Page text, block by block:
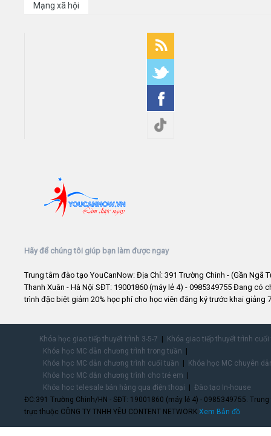
Mạng xã hội
Hãy để chúng tôi giúp bạn làm được ngay
Trung tâm đào tạo YouCanNow: Địa Chỉ: 391 Trường Chinh - (Gần Ngã
Thanh Xuân - Hà Nội SĐT: 19001860 (máy lẻ 4) - 0985349755 Đang có
trình đặc biệt giảm 20% học phí cho học viên đăng ký trước khai giảng
Khóa học giao tiếp thuyết trình 3-5-7
Khóa giao tiếp thuyết trình
Khóa học MC dẫn chương trình trong tuần
Khóa học MC dẫn chương trình cuối tuần
Khóa học MC chuyên
Khóa học MC dẫn chương trình cho trẻ em
Khóa học telesale bán hàng qua điện thoại
Đào tạo In-house
ĐC:391 Trường Chinh/HN - SĐT: 19001860 (máy lẻ 4) - 0985349755.
trực thuộc CÔNG TY TNHH YÊU CONTENT NETWORK.Xem Bản đồ